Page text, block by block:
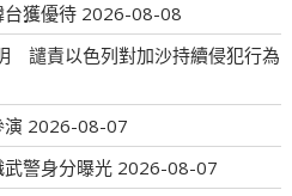
獲優待 2026-08-08
譴責以色列對加沙持續侵犯行為
2026-08-07
警身分曝光 2026-08-07